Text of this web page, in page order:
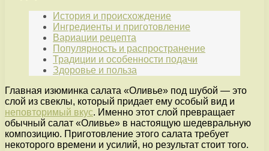
История и происхождение
Ингредиенты и приготовление
Вариации рецепта
Популярность и распространение
Традиции и особенности подачи
Здоровье и польза
Главная изюминка салата «Оливье» под шубой — это
слой из свеклы, который придает ему особый вид и
неповторимый вкус. Именно этот слой превращает
обычный салат «Оливье» в настоящую шедевральную
композицию. Приготовление этого салата требует
некоторого времени и усилий, но результат стоит того.